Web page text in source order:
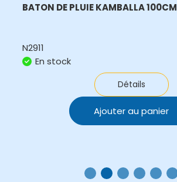
BATON DE PLUIE KAMBALLA 100CM
N2911
En stock
Détails
Ajouter au panier